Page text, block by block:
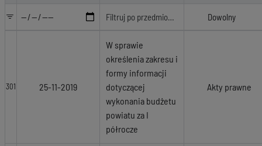
301 25-11-2019
W sprawie
określenia zakresu i
formy informacji
dotyczącej
wykonania budżetu
powiatu za I
półrocze
Akty prawne